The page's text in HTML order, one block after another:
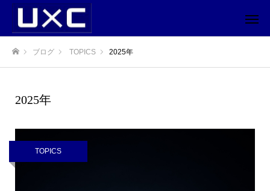
ブログ TOPICS 2025年
2025年
TOPICS